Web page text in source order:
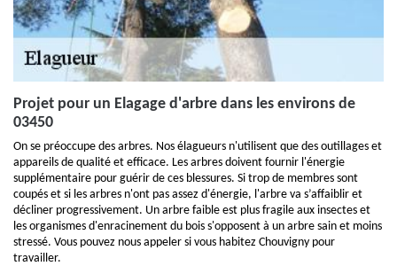
Projet pour un Elagage d'arbre dans les environs de
03450
On se préoccupe des arbres. Nos élagueurs n'utilisent que des outillages et
appareils de qualité et efficace. Les arbres doivent fournir l'énergie
supplémentaire pour guérir de ces blessures. Si trop de membres sont
coupés et si les arbres n'ont pas assez d'énergie, l'arbre va s’affaiblir et
décliner progressivement. Un arbre faible est plus fragile aux insectes et
les organismes d'enracinement du bois s'opposent à un arbre sain et moins
stressé. Vous pouvez nous appeler si vous habitez Chouvigny pour
travailler.